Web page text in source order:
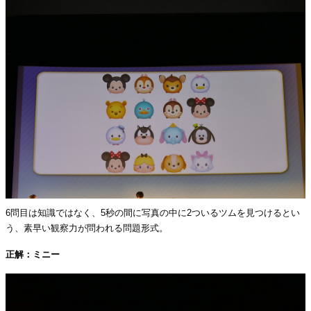
6問目は知識ではなく、5秒の間に写真の中に2ついるツムを見つけるとい
う、素早い観察力が問われる問題形式。
正解：ミニー